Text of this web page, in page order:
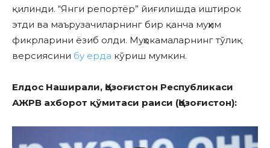
қилинди. “Янги репортёр” йиғилишда иштирок
этди ва маърузачиларнинг бир қанча муҳим
фикрларини ёзиб олди. Муҳокамаларнинг тўлиқ
версиясини бу ерда кўриш мумкин.
Елдос Наширали, Қозоғистон Республикаси
АЖРВ ахборот қўмитаси раиси (Қозоғистон):